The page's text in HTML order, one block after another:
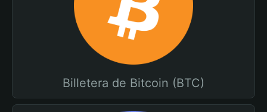
Billetera de Bitcoin (BTC)